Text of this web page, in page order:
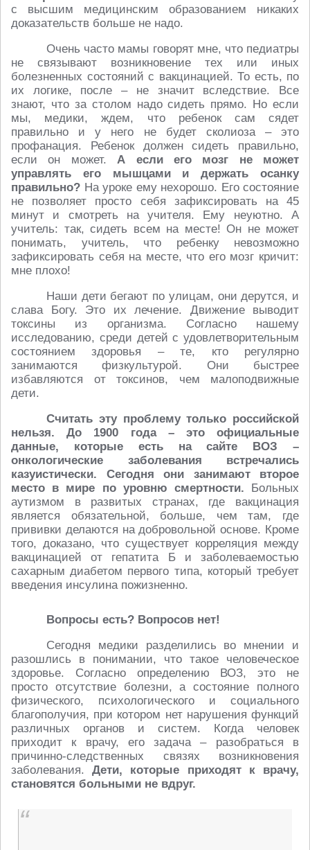
с высшим медицинским образованием никаких
доказательств больше не надо.
Очень часто мамы говорят мне, что педиатры
не связывают возникновение тех или иных
болезненных состояний с вакцинацией. То есть, по
их логике, после – не значит вследствие. Все
знают, что за столом надо сидеть прямо. Но если
мы, медики, ждем, что ребенок сам сядет
правильно и у него не будет сколиоза – это
профанация. Ребенок должен сидеть правильно,
если он может.А если его мозг не может
управлять его мышцами и держать осанку
правильно? На уроке ему нехорошо. Его состояние
не позволяет просто себя зафиксировать на 45
минут и смотреть на учителя. Ему неуютно. А
учитель: так, сидеть всем на месте! Он не может
понимать, учитель, что ребенку невозможно
зафиксировать себя на месте, что его мозг кричит:
мне плохо!
Наши дети бегают по улицам, они дерутся, и
слава Богу. Это их лечение. Движение выводит
токсины из организма. Согласно нашему
исследованию, среди детей с удовлетворительным
состоянием здоровья – те, кто регулярно
занимаются физкультурой. Они быстрее
избавляются от токсинов, чем малоподвижные
дети.
Считать эту проблему только российской
нельзя. До 1900 года – это официальные
данные, которые есть на сайте ВОЗ –
онкологические заболевания встречались
казуистически. Сегодня они занимают второе
место в мире по уровню смертности. Больных
аутизмом в развитых странах, где вакцинация
является обязательной, больше, чем там, где
прививки делаются на добровольной основе. Кроме
того, доказано, что существует корреляция между
вакцинацией от гепатита Б и заболеваемостью
сахарным диабетом первого типа, который требует
введения инсулина пожизненно.
Вопросы есть? Вопросов нет!
Сегодня медики разделились во мнении и
разошлись в понимании, что такое человеческое
здоровье. Согласно определению ВОЗ, это не
просто отсутствие болезни, а состояние полного
физического, психологического и социального
благополучия, при котором нет нарушения функций
различных органов и систем. Когда человек
приходит к врачу, его задача – разобраться в
причинно-следственных связях возникновения
заболевания.Дети, которые приходят к врачу,
становятся больными не вдруг.